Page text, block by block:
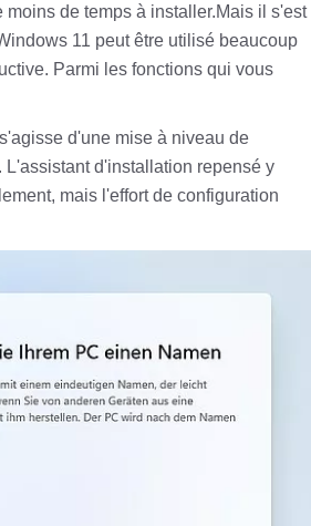
de temps à installer.Mais il s'est
11 peut être utilisé beaucoup
Parmi les fonctions qui vous
d'une mise à niveau de
d'installation repensé y
mais l'effort de configuration